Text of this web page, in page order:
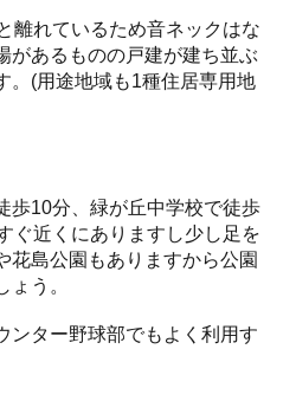
離れているため音ネックはな
があるものの戸建が建ち並ぶ
。(用途地域も1種住居専用地
歩10分、緑が丘中学校で徒歩
ぐ近くにありますし少し足を
花島公園もありますから公園
う。
ンター野球部でもよく利用す